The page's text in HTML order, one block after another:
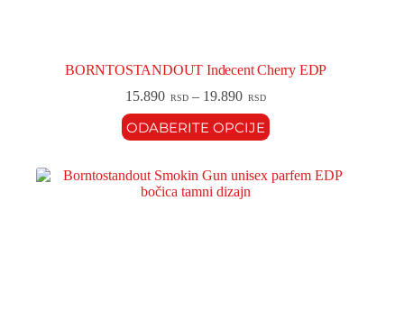
BORNTOSTANDOUT Indecent Cherry EDP
15.890 RSD – 19.890 RSD
ODABERITE OPCIJE